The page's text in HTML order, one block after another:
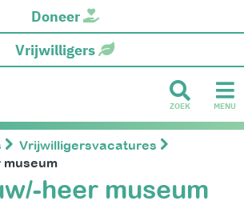
Doneer
Vrijwilligers
ZOEK MENU
Vrijwilligersvacatures
heer museum